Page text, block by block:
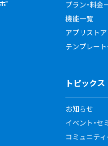
プラン・料金
機能一覧
アプリストア
テンプレー
トピックス
お知らせ
イベント・セ
コミュニテ